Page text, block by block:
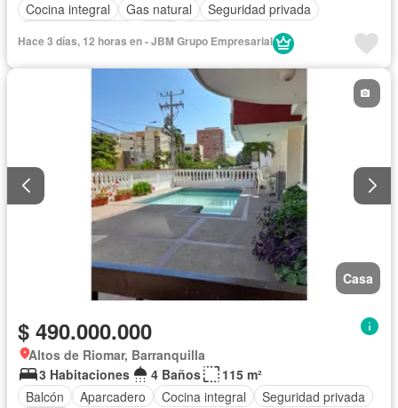
Cocina integral
Gas natural
Seguridad privada
Hace 3 días, 12 horas en - JBM Grupo Empresarial
Casa
$ 490.000.000
Altos de Riomar, Barranquilla
3 Habitaciones
4 Baños
115 m²
Balcón
Aparcadero Cocina integral
Seguridad privada